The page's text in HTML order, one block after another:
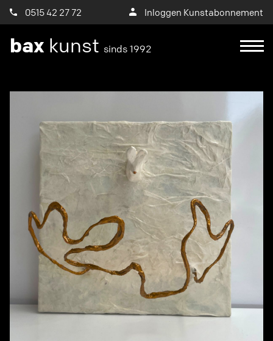
0515 42 27 72 Inloggen Kunstabonnement
bax kunst sinds 1992